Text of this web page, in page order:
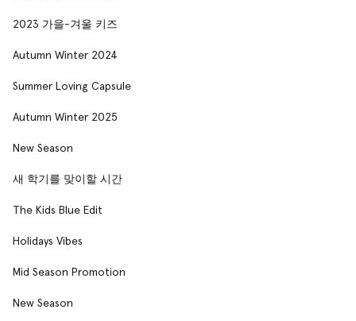
2023 가을-겨울 키즈
Autumn Winter 2024
Summer Loving Capsule
Autumn Winter 2025
New Season
새 학기를 맞이할 시간
The Kids Blue Edit
Holidays Vibes
Mid Season Promotion
New Season